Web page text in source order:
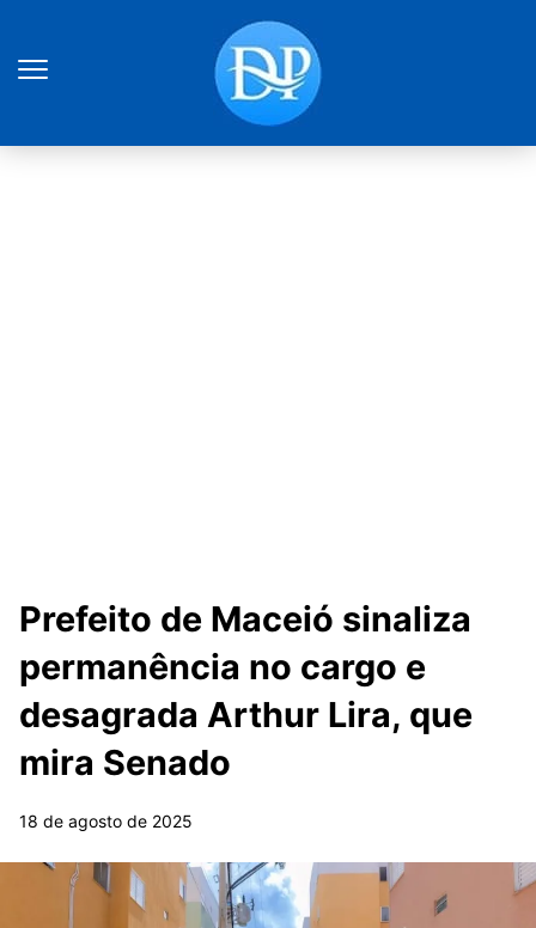
Prefeito de Maceió sinaliza
permanência no cargo e
desagrada Arthur Lira, que
mira Senado
18 de agosto de 2025